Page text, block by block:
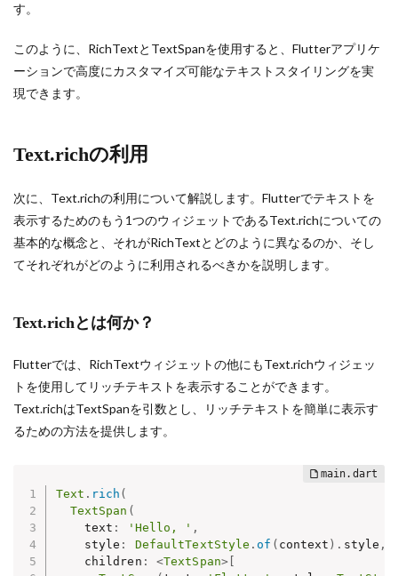
す。
このように、RichTextとTextSpanを使用すると、Flutterアプリケ
ーションで高度にカスタマイズ可能なテキストスタイリングを実
現できます。
Text.richの利用
次に、Text.richの利用について解説します。Flutterでテキストを
表示するためのもう1つのウィジェットであるText.richについての
基本的な概念と、それがRichTextとどのように異なるのか、そし
てそれぞれがどのように利用されるべきかを説明します。
Text.richとは何か？
Flutterでは、RichTextウィジェットの他にもText.richウィジェッ
トを使用してリッチテキストを表示することができます。
Text.richはTextSpanを引数とし、リッチテキストを簡単に表示す
るための方法を提供します。
Text . rich (
TextSpan (
    text
: 'Hello, ' ,
    style
: DefaultTextStyle .of ( context ) . style ,
    children
: <TextSpan>[